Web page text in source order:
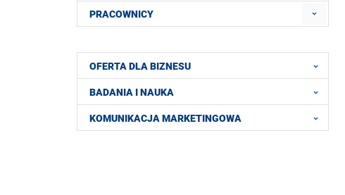
PRACOWNICY
OFERTA DLA BIZNESU
BADANIA I NAUKA
KOMUNIKACJA MARKETINGOWA